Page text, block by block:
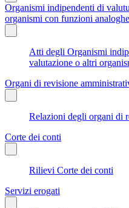
Organismi indipendenti di
organismi con funzioni analoghe
Atti degli Organismi
valutazione o altri
Organi di revisione
Relazioni degli organi di
Corte dei conti
Rilievi Corte dei conti
Servizi erogati